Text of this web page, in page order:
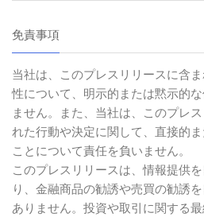
免責事項
当社は、このプレスリリースに含
性について、明示的または黙示的
ません。また、当社は、このプレ
れた行動や決定に関して、直接的
ことについて責任を負いません。
このプレスリリースは、情報提供
り、金融商品の勧誘や売買の勧誘
ありません。投資や取引に関する最